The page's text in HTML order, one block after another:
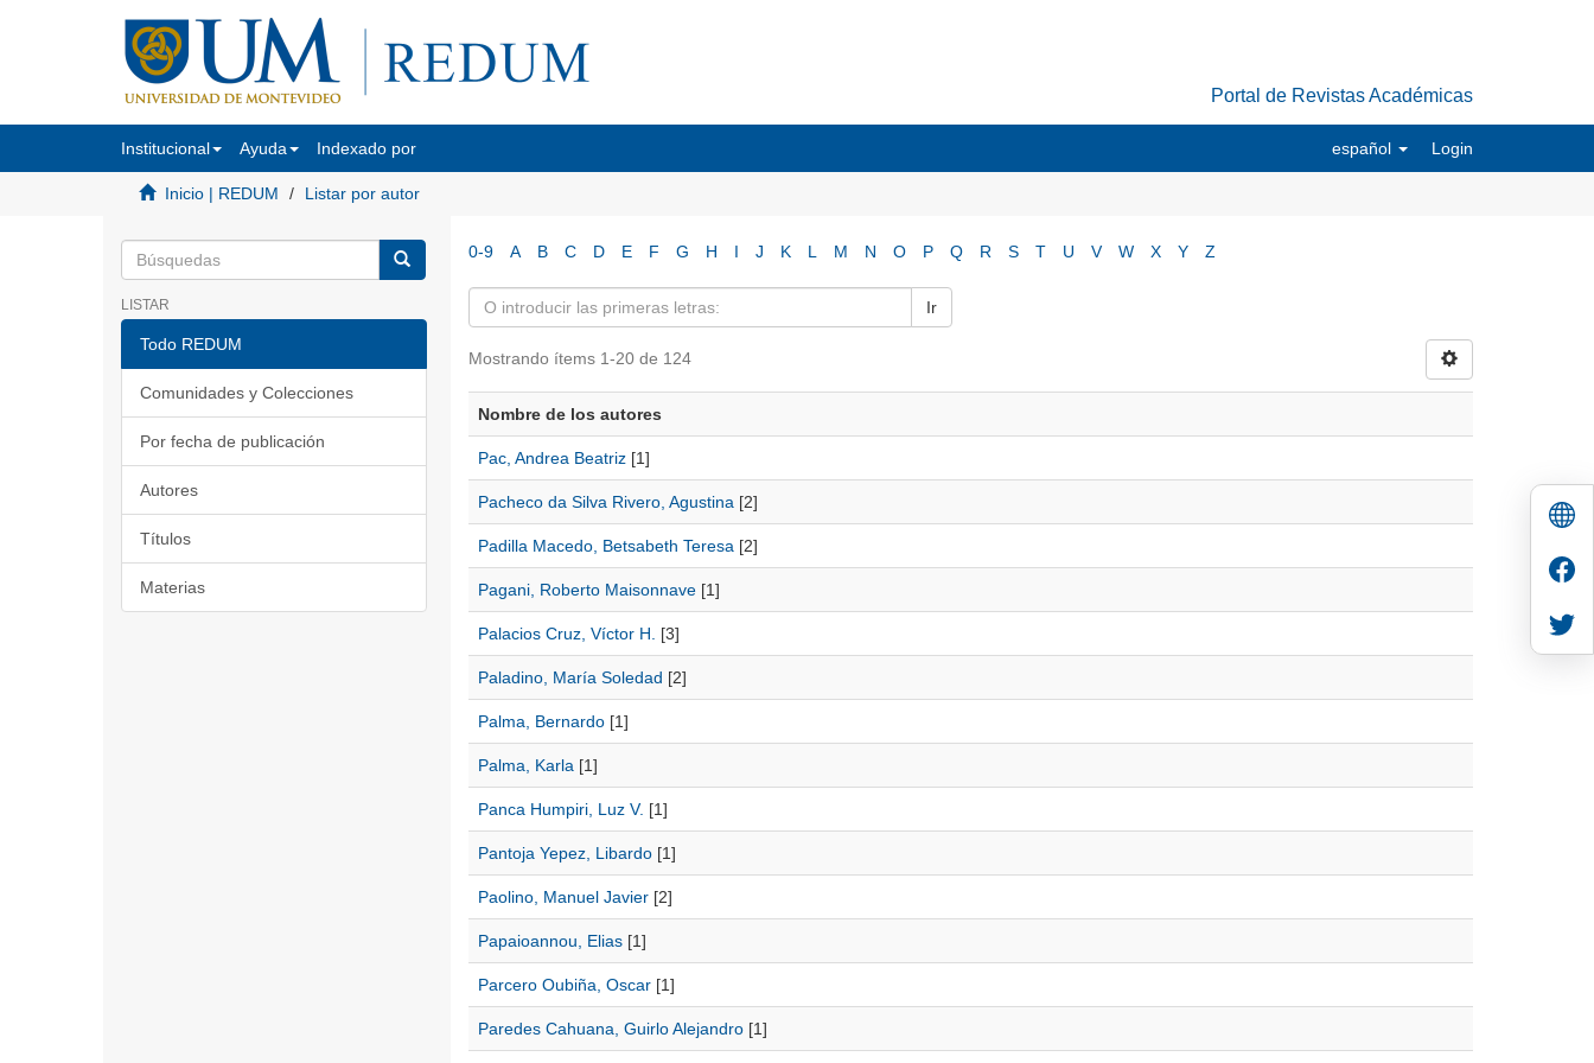
Portal de Revistas Académicas
Institucional Ayuda Indexado por español Login
Inicio | REDUM Listar por autor
LISTAR
Todo REDUM
Comunidades y Colecciones
Por fecha de publicación
Autores
Títulos
Materias
0-9 A B C D E F G H I J K L M N O P Q R S T U V W X Y Z
Ir
Mostrando ítems 1-20 de 124
Nombre de los autores
Pac, Andrea Beatriz[1]
Pacheco da Silva Rivero, Agustina [2]
Padilla Macedo, Betsabeth Teresa [2]
Pagani, Roberto Maisonnave[1]
Palacios Cruz, Víctor H. [3]
Paladino, María Soledad [2]
Palma, Bernardo[1]
Palma, Karla [1]
Panca Humpiri, Luz V. [1]
Pantoja Yepez, Libardo[1]
Paolino, Manuel Javier[2]
Papaioannou, Elias[1]
Parcero Oubiña, Oscar[1]
Paredes Cahuana, Guirlo Alejandro[1]